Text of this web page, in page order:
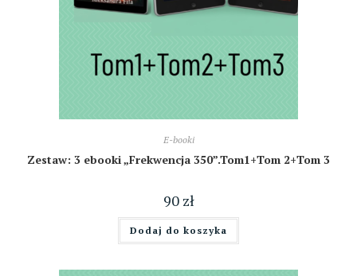
E-booki
Zestaw: 3 ebooki „Frekwencja 350”.Tom1+Tom 2+Tom 3
90 zł
Dodaj do koszyka